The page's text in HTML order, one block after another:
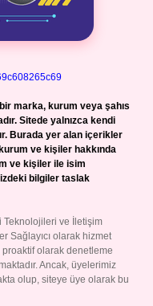
marka, kurum veya şahıs
Sitede yalnızca kendi
Burada yer alan içerikler
ve kişiler hakkında
ve kişiler ile isim
bilgiler taslak
Teknolojileri ve İletişim
Sağlayıcı olarak hizmet
olarak denetleme
Ancak, üyelerimiz
olup, siteye üye olarak bu